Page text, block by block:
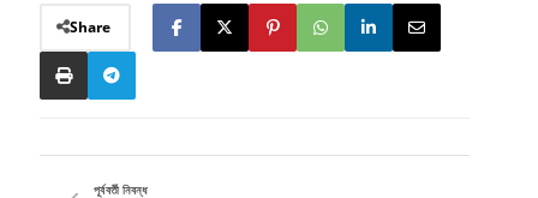
Share
পূর্ববর্তী নিবন্ধ